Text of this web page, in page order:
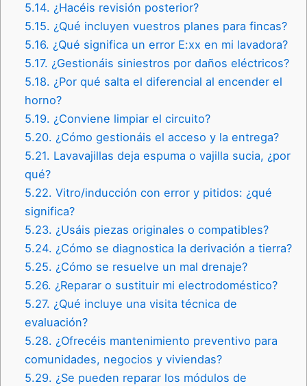
5.14. ¿Hacéis revisión posterior?
5.15. ¿Qué incluyen vuestros planes para fincas?
5.16. ¿Qué significa un error E:xx en mi lavadora?
5.17. ¿Gestionáis siniestros por daños eléctricos?
5.18. ¿Por qué salta el diferencial al encender el
horno?
5.19. ¿Conviene limpiar el circuito?
5.20. ¿Cómo gestionáis el acceso y la entrega?
5.21. Lavavajillas deja espuma o vajilla sucia, ¿por
qué?
5.22. Vitro/inducción con error y pitidos: ¿qué
significa?
5.23. ¿Usáis piezas originales o compatibles?
5.24. ¿Cómo se diagnostica la derivación a tierra?
5.25. ¿Cómo se resuelve un mal drenaje?
5.26. ¿Reparar o sustituir mi electrodoméstico?
5.27. ¿Qué incluye una visita técnica de
evaluación?
5.28. ¿Ofrecéis mantenimiento preventivo para
comunidades, negocios y viviendas?
5.29. ¿Se pueden reparar los módulos de